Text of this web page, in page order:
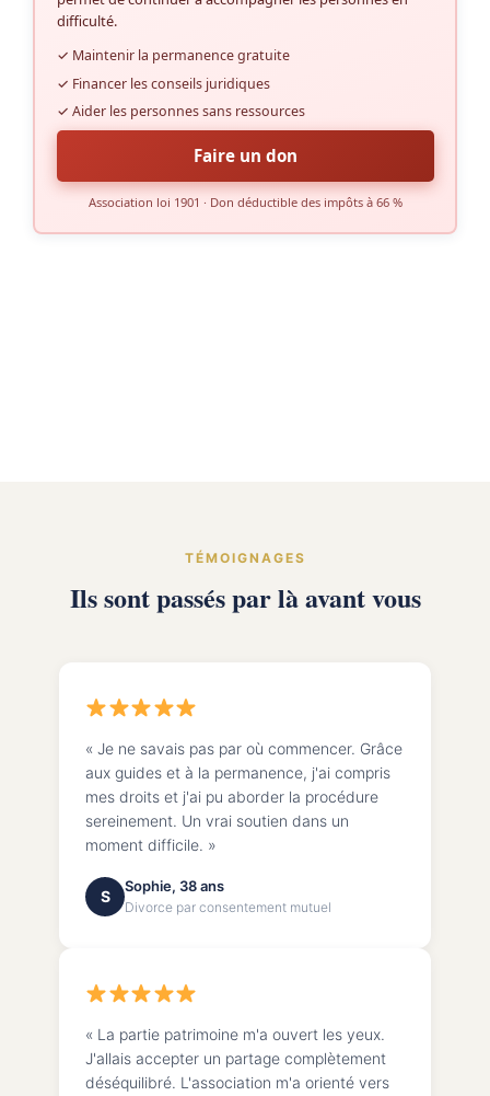
difficulté.
✓ Maintenir la permanence gratuite
✓ Financer les conseils juridiques
✓ Aider les personnes sans ressources
Faire un don
Association loi 1901 · Don déductible des impôts à 66 %
TÉMOIGNAGES
Ils sont passés par là avant vous
« Je ne savais pas par où commencer. Grâce
aux guides et à la permanence, j'ai compris
mes droits et j'ai pu aborder la procédure
sereinement. Un vrai soutien dans un
moment difficile. »
S
Sophie, 38 ans
Divorce par consentement mutuel
« La partie patrimoine m'a ouvert les yeux.
J'allais accepter un partage complètement
déséquilibré. L'association m'a orienté vers